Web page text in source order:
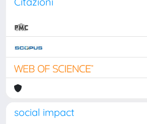
social impact